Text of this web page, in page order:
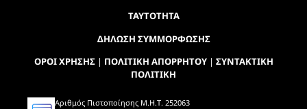
ΤΑΥΤΟΤΗΤΑ
ΔΗΛΩΣΗ ΣΥΜΜΟΡΦΩΣΗΣ
ΟΡΟΙ ΧΡΗΣΗΣ| ΠΟΛΙΤΙΚΗ ΑΠΟΡΡΗΤΟΥ| ΣΥΝΤΑΚΤΙΚΗ
ΠΟΛΙΤΙΚΗ
Αριθμός Πιστοποίησης Μ.Η.Τ. 252063